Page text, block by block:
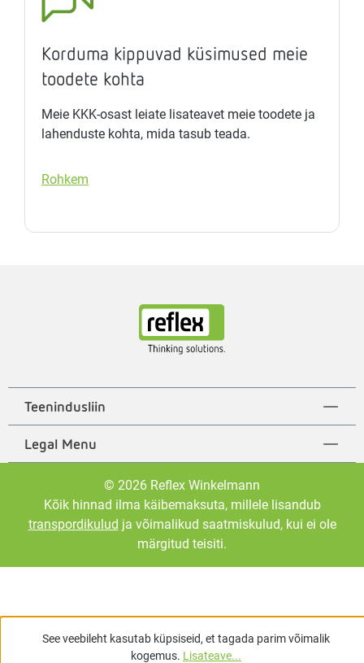
Korduma kippuvad küsimused meie
toodete kohta
Meie KKK-osast leiate lisateavet meie toodete ja
lahenduste kohta, mida tasub teada.
Rohkem
Teenindusliin
Legal Menu
© 2026 Reflex Winkelmann
Kõik hinnad ilma käibemaksuta, millele lisandub
transpordikulud ja võimalikud saatmiskulud, kui ei ole
märgitud teisiti.
See veebileht kasutab küpsiseid, et tagada parim võimalik
kogemus. Lisateave...